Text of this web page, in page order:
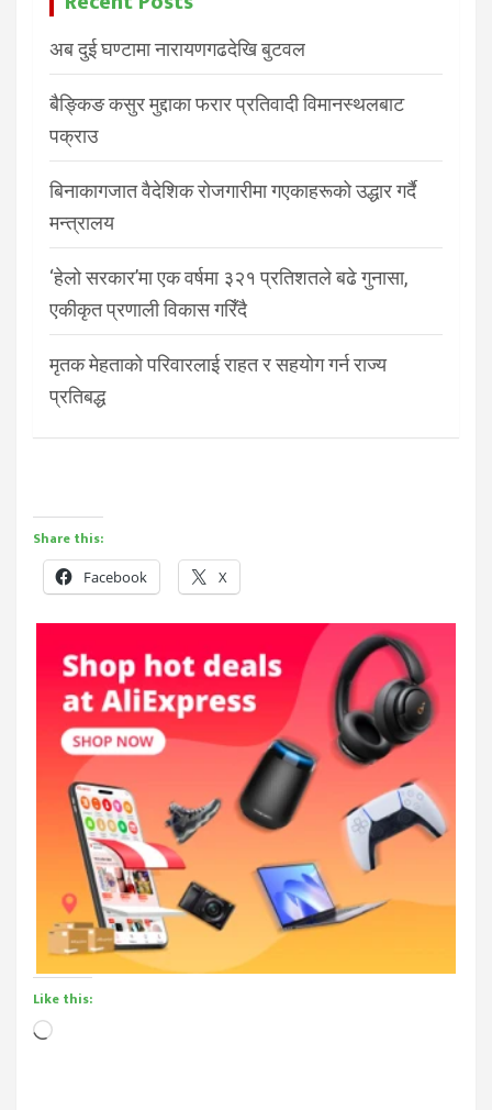
अब दुई घण्टामा नारायणगढदेखि बुटवल
बैङ्किङ कसुर मुद्दाका फरार प्रतिवादी विमानस्थलबाट
पक्राउ
बिनाकागजात वैदेशिक रोजगारीमा गएकाहरूको उद्धार गर्दै
मन्त्रालय
‘हेलो सरकार’मा एक वर्षमा ३२१ प्रतिशतले बढे गुनासा,
एकीकृत प्रणाली विकास गरिँदै
मृतक मेहताको परिवारलाई राहत र सहयोग गर्न राज्य
प्रतिबद्ध
Share this:
Facebook X
Like this:
Loading…